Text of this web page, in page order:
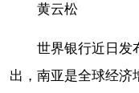
黄云松
世界银行近日发
出，南亚是全球经济